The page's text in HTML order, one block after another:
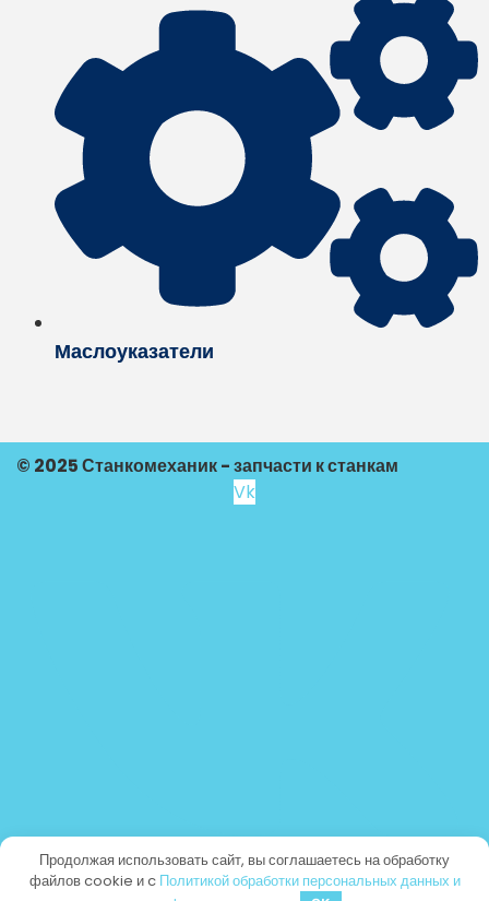
Маслоуказатели
© 2025 Станкомеханик - запчасти к станкам
Vk
Продолжая использовать сайт, вы соглашаетесь на обработку
файлов cookie и c Политикой обработки персональных данных и